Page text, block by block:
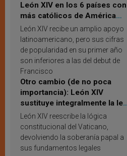
León XIV en los 6 países con
más católicos de América
Latina en 2026? Publican
resultados de investigación
León XIV recibe un amplio apoyo
latinoamericano, pero sus cifras
de popularidad en su primer año
son inferiores a las del debut de
Francisco
Otro cambio (de no poca
importancia): León XIV
sustituye integralmente la ley
vaticana de Papa Francisco
León XIV reescribe la lógica
constitucional del Vaticano,
devolviendo la soberanía papal a
sus fundamentos legales